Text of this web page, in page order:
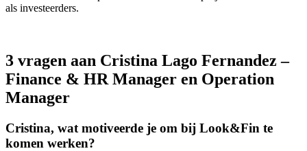
als investeerders.
3 vragen aan Cristina Lago Fernandez –
Finance & HR Manager en Operation
Manager
Cristina, wat motiveerde je om bij Look&Fin te
komen werken?